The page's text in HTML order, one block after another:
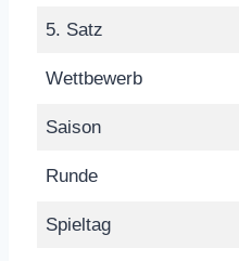
5. Satz
Wettbewerb
Saison
Runde
Spieltag